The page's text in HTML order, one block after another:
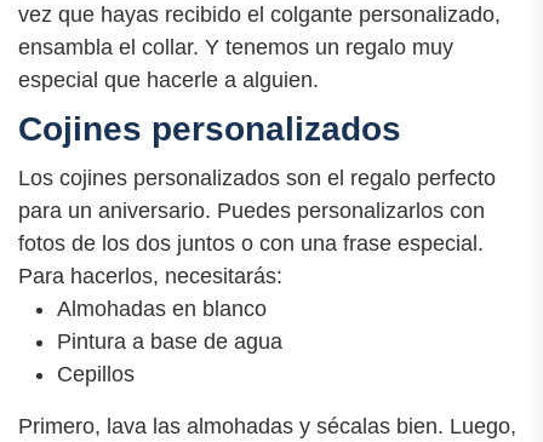
vez que hayas recibido el colgante personalizado,
ensambla el collar. Y tenemos un regalo muy
especial que hacerle a alguien.
Cojines personalizados
Los cojines personalizados son el regalo perfecto
para un aniversario. Puedes personalizarlos con
fotos de los dos juntos o con una frase especial.
Para hacerlos, necesitarás:
Almohadas en blanco
Pintura a base de agua
Cepillos
Primero, lava las almohadas y sécalas bien. Luego,